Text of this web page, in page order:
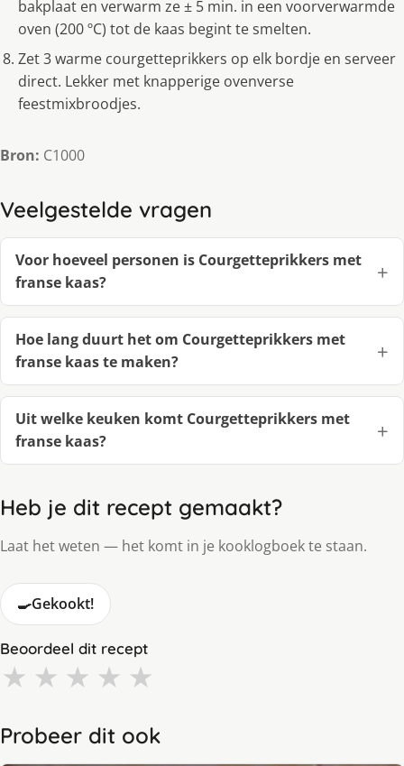
bakplaat en verwarm ze ± 5 min. in een voorverwarmde
oven (200 ºC) tot de kaas begint te smelten.
Zet 3 warme courgetteprikkers op elk bordje en serveer
direct. Lekker met knapperige ovenverse
feestmixbroodjes.
Bron: C1000
Veelgestelde vragen
Voor hoeveel personen is Courgetteprikkers met
franse kaas?
Hoe lang duurt het om Courgetteprikkers met
franse kaas te maken?
Uit welke keuken komt Courgetteprikkers met
franse kaas?
Heb je dit recept gemaakt?
Laat het weten — het komt in je kooklogboek te staan.
🍳Gekookt!
Beoordeel dit recept
★ ★ ★ ★ ★
Probeer dit ook